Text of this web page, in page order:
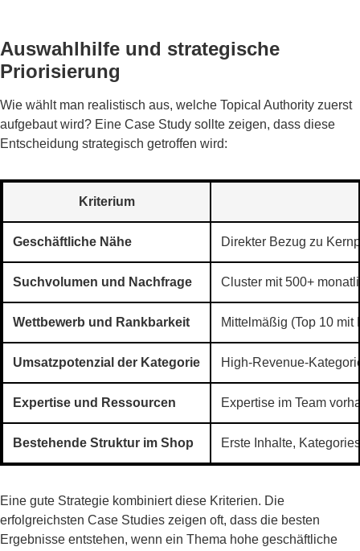
Auswahlhilfe und strategische
Priorisierung
Wie wählt man realistisch aus, welche Topical Authority zuerst
aufgebaut wird? Eine Case Study sollte zeigen, dass diese
Entscheidung strategisch getroffen wird:
Kriterium
Geschäftliche Nähe Direkter Bezug zu
Suchvolumen und Nachfrage Cluster mit 500+
Wettbewerb und Rankbarkeit Mittelmäßig (Top 10
Umsatzpotenzial der Kategorie High-Revenue-
Expertise und Ressourcen Expertise im Team
Bestehende Struktur im Shop Erste Inhalte,
Eine gute Strategie kombiniert diese Kriterien. Die
erfolgreichsten Case Studies zeigen oft, dass die besten
Ergebnisse entstehen, wenn ein Thema hohe geschäftliche